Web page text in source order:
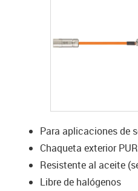
Para aplicaciones de
Chaqueta exterior PUR
Resistente al aceite
Libre de halógenos